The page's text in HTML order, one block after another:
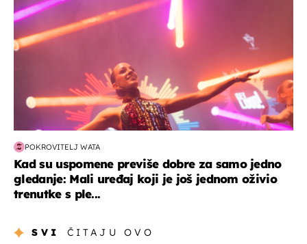
POKROVITELJ WATA
Kad su uspomene previše dobre za samo jedno
gledanje: Mali uređaj koji je još jednom oživio
trenutke s ple...
SVI ČITAJU OVO